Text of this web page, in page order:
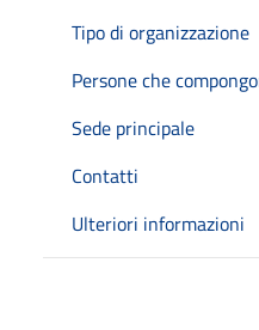
Tipo di organizzazione
Persone che
Sede principale
Contatti
Ulteriori informazioni